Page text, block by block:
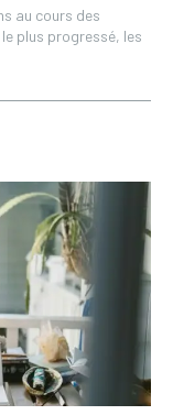
au cours des
plus progressé, les